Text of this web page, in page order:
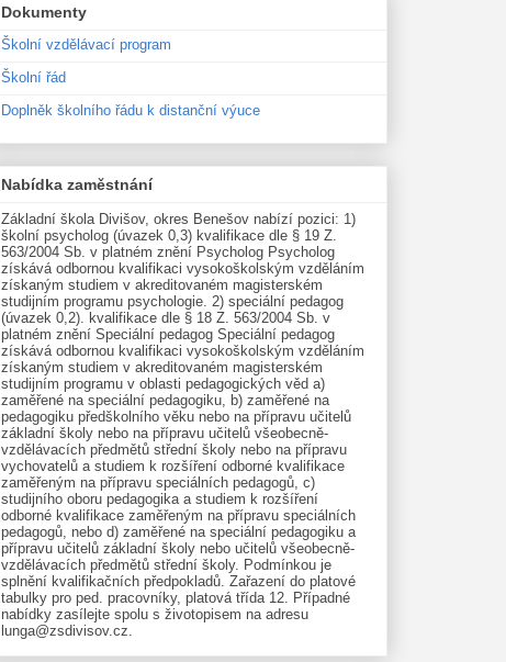
Dokumenty
Školní vzdělávací program
Školní řád
Doplněk školního řádu k distanční výuce
Nabídka zaměstnání
Základní škola Divišov, okres Benešov nabízí pozici: 1)
školní psycholog (úvazek 0,3) kvalifikace dle § 19 Z.
563/2004 Sb. v platném znění Psycholog Psycholog
získává odbornou kvalifikaci vysokoškolským vzděláním
získaným studiem v akreditovaném magisterském
studijním programu psychologie. 2) speciální pedagog
(úvazek 0,2). kvalifikace dle § 18 Z. 563/2004 Sb. v
platném znění Speciální pedagog Speciální pedagog
získává odbornou kvalifikaci vysokoškolským vzděláním
získaným studiem v akreditovaném magisterském
studijním programu v oblasti pedagogických věd a)
zaměřené na speciální pedagogiku, b) zaměřené na
pedagogiku předškolního věku nebo na přípravu učitelů
základní školy nebo na přípravu učitelů všeobecně-
vzdělávacích předmětů střední školy nebo na přípravu
vychovatelů a studiem k rozšíření odborné kvalifikace
zaměřeným na přípravu speciálních pedagogů, c)
studijního oboru pedagogika a studiem k rozšíření
odborné kvalifikace zaměřeným na přípravu speciálních
pedagogů, nebo d) zaměřené na speciální pedagogiku a
přípravu učitelů základní školy nebo učitelů všeobecně-
vzdělávacích předmětů střední školy. Podmínkou je
splnění kvalifikačních předpokladů. Zařazení do platové
tabulky pro ped. pracovníky, platová třída 12. Případné
nabídky zasílejte spolu s životopisem na adresu
lunga@zsdivisov.cz.